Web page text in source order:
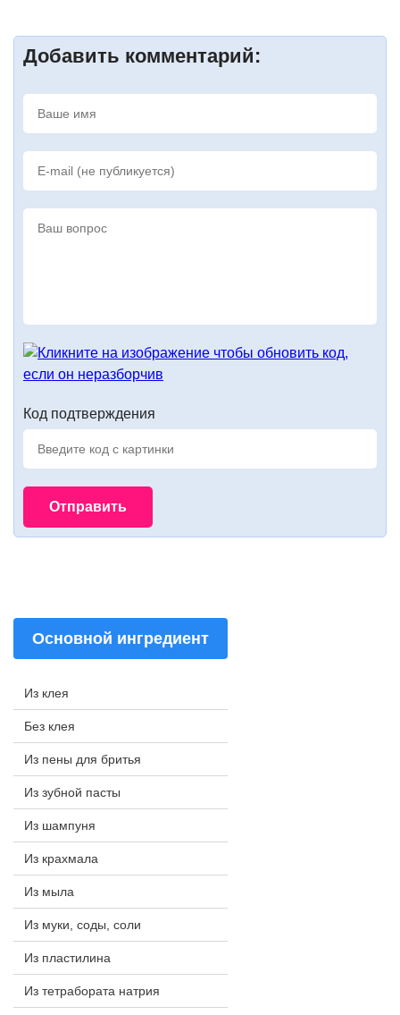
Добавить комментарий:
Код подтверждения
Основной ингредиент
Из клея
Без клея
Из пены для бритья
Из зубной пасты
Из шампуня
Из крахмала
Из мыла
Из муки, соды, соли
Из пластилина
Из тетрабората натрия